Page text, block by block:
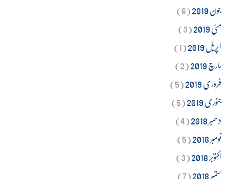
جون 2019
(6)
مئی 2019
(3)
اپریل 2019
(1)
مارچ 2019
(2)
فروری 2019
(5)
جنوری 2019
(5)
دسمبر 2018
(4)
نومبر 2018
(5)
اکتوبر 2018
(3)